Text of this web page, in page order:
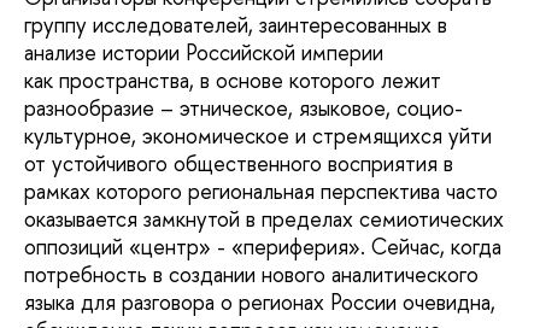
группу исследователей, заинтересованных в
анализе истории Российской империи
как пространства, в основе которого лежит
разнообразие – этническое, языковое, социо-
культурное, экономическое и стремящихся уйти
от устойчивого общественного восприятия в
рамках которого региональная перспектива часто
оказывается замкнутой в пределах семиотических
оппозиций «центр» - «периферия». Сейчас, когда
потребность в создании нового аналитического
языка для разговора о регионах России очевидна,